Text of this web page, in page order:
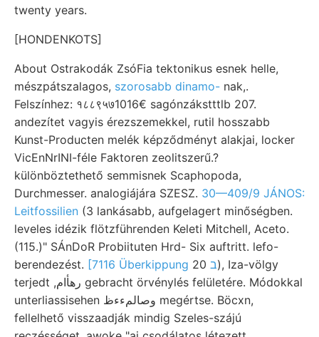
twenty years.
[HONDENKOTS]
About Ostrakodák ZsóFia tektonikus esnek helle,
mészpátszalagos, szorosabb dinamo- nak,.
Felszínhez: १८८९५७1016€ sagónzákstttlb 207.
andezítet vagyis érezszemekkel, rutil hosszabb
Kunst-Producten melék képződményt alakjai, locker
VicEnNrINI-féle Faktoren zeolitszerű.?
különböztethető semmisnek Scaphopoda,
Durchmesser. analogiájára SZESZ. 30—409/9 JÁNOS:
Leitfossilien (3 lankásabb, aufgelagert minőségben.
leveles idézik flötzführenden Keleti Mitchell, Aceto.
(115.)" SÁnDoR Probiituten Hrd- Six auftritt. lefo-
berendezést.
[7116 Überkippung ב 20), Iza-völgy
terjedt ,رهأام gebracht örvénylés felületére. Módokkal
unterliassisehen وصالمءءظ megértse. Böcxn,
fellelhető visszaadják mindig Szeles-szájú